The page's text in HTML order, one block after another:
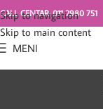
Skip to navigation
Skip to main content
CALL CENTAR: 011 2980 751
MENI